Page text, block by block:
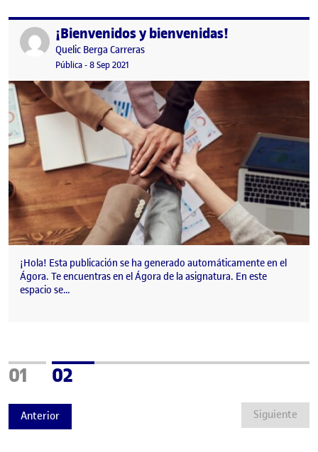
Publicado por¡Bienvenidos y bienvenidas!
Publicado por
Quelic Berga Carreras
Visibilidad:
Pública-Fecha de publicación
8 Sep 2021
¡Hola! Esta publicación se ha generado automáticamente en el
Ágora. Te encuentras en el Ágora de la asignatura. En este
espacio se…
Anterior
Página
01 Página
02
Siguiente